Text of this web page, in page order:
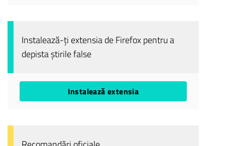
Instalează-ți extensia de Firefox pentru a
depista știrile false
Instalează extensia